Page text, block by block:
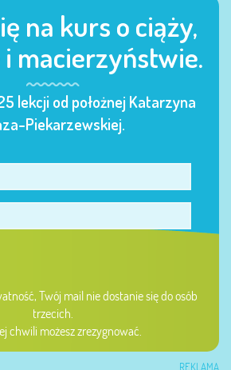
na kurs o ciąży,
macierzyństwie.
lekcji od położnej Katarzyna
Piekarzewskiej.
Twój mail nie dostanie się do osób
trzecich.
chwili możesz zrezygnować.
REKLAMA